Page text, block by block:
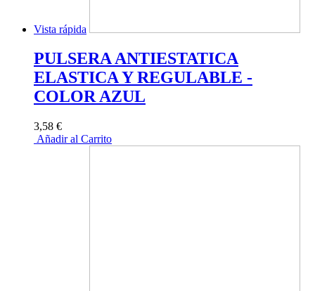
Vista rápida
PULSERA ANTIESTATICA
ELASTICA Y REGULABLE -
COLOR AZUL
3,58 €
Añadir al Carrito